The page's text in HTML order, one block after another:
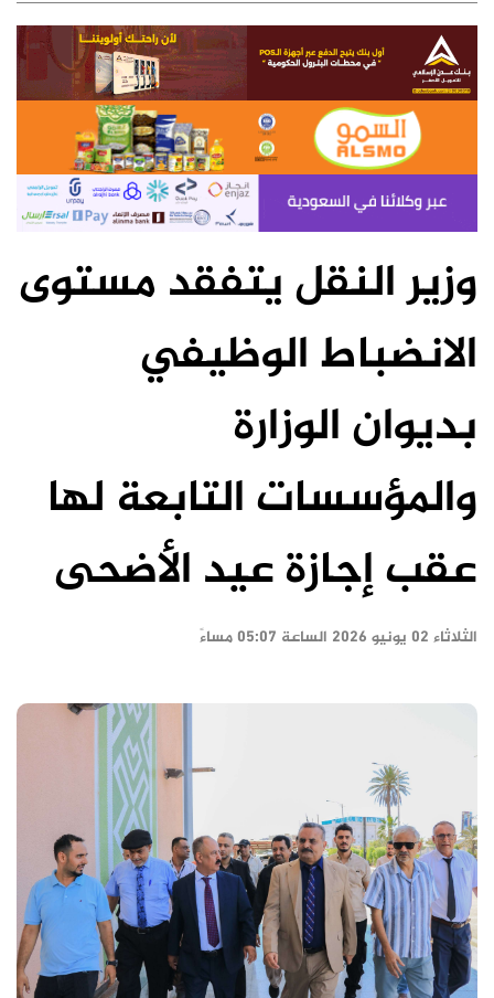
وزير النقل يتفقد مستوى
الانضباط الوظيفي
بديوان الوزارة
والمؤسسات التابعة لها
عقب إجازة عيد الأضحى
الثلاثاء ٠٢ يونيو ٢٠٢٦ الساعة ٠٥:٠٧ مساءً